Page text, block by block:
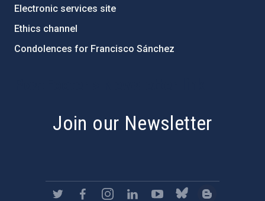
Electronic services site
Ethics channel
Condolences for Francisco Sánchez
Join our Newsletter